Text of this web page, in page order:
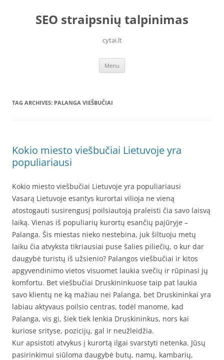
contentSEO straipsnių talpinimas
cytai.lt
Menu
TAG ARCHIVES: PALANGA VIEŠBUČIAI
Kokio miesto viešbučiai Lietuvoje yra
populiariausi
Kokio miesto viešbučiai Lietuvoje yra populiariausi
Vasarą Lietuvoje esantys kurortai vilioja ne vieną
atostogauti susirengusį poilsiautoją praleisti čia savo laisvą
laiką. Vienas iš populiarių kurortų esančių pajūryje –
Palanga. Šis miestas nieko nestebina, juk šiltuoju metų
laiku čia atvyksta tikriausiai puse šalies piliečių, o kur dar
daugybė turistų iš užsienio? Palangos viešbučiai ir kitos
apgyvendinimo vietos visuomet laukia svečių ir rūpinasi jų
komfortu. Bet viešbučiai Druskininkuose taip pat laukia
savo klientų ne ką mažiau nei Palanga, bet Druskininkai yra
labiau aktyvaus poilsio centras, todėl manome, kad
Palanga, vis gi, šiek tiek lenkia Druskininkus, nors kai
kuriose srityse, pozicijų, gal ir neužleidžia.
Kur apsistoti atvykus į kurortą ilgai svarstyti netenka. Jūsų
pasirinkimui siūloma daugybė butų, namų, kambarių,